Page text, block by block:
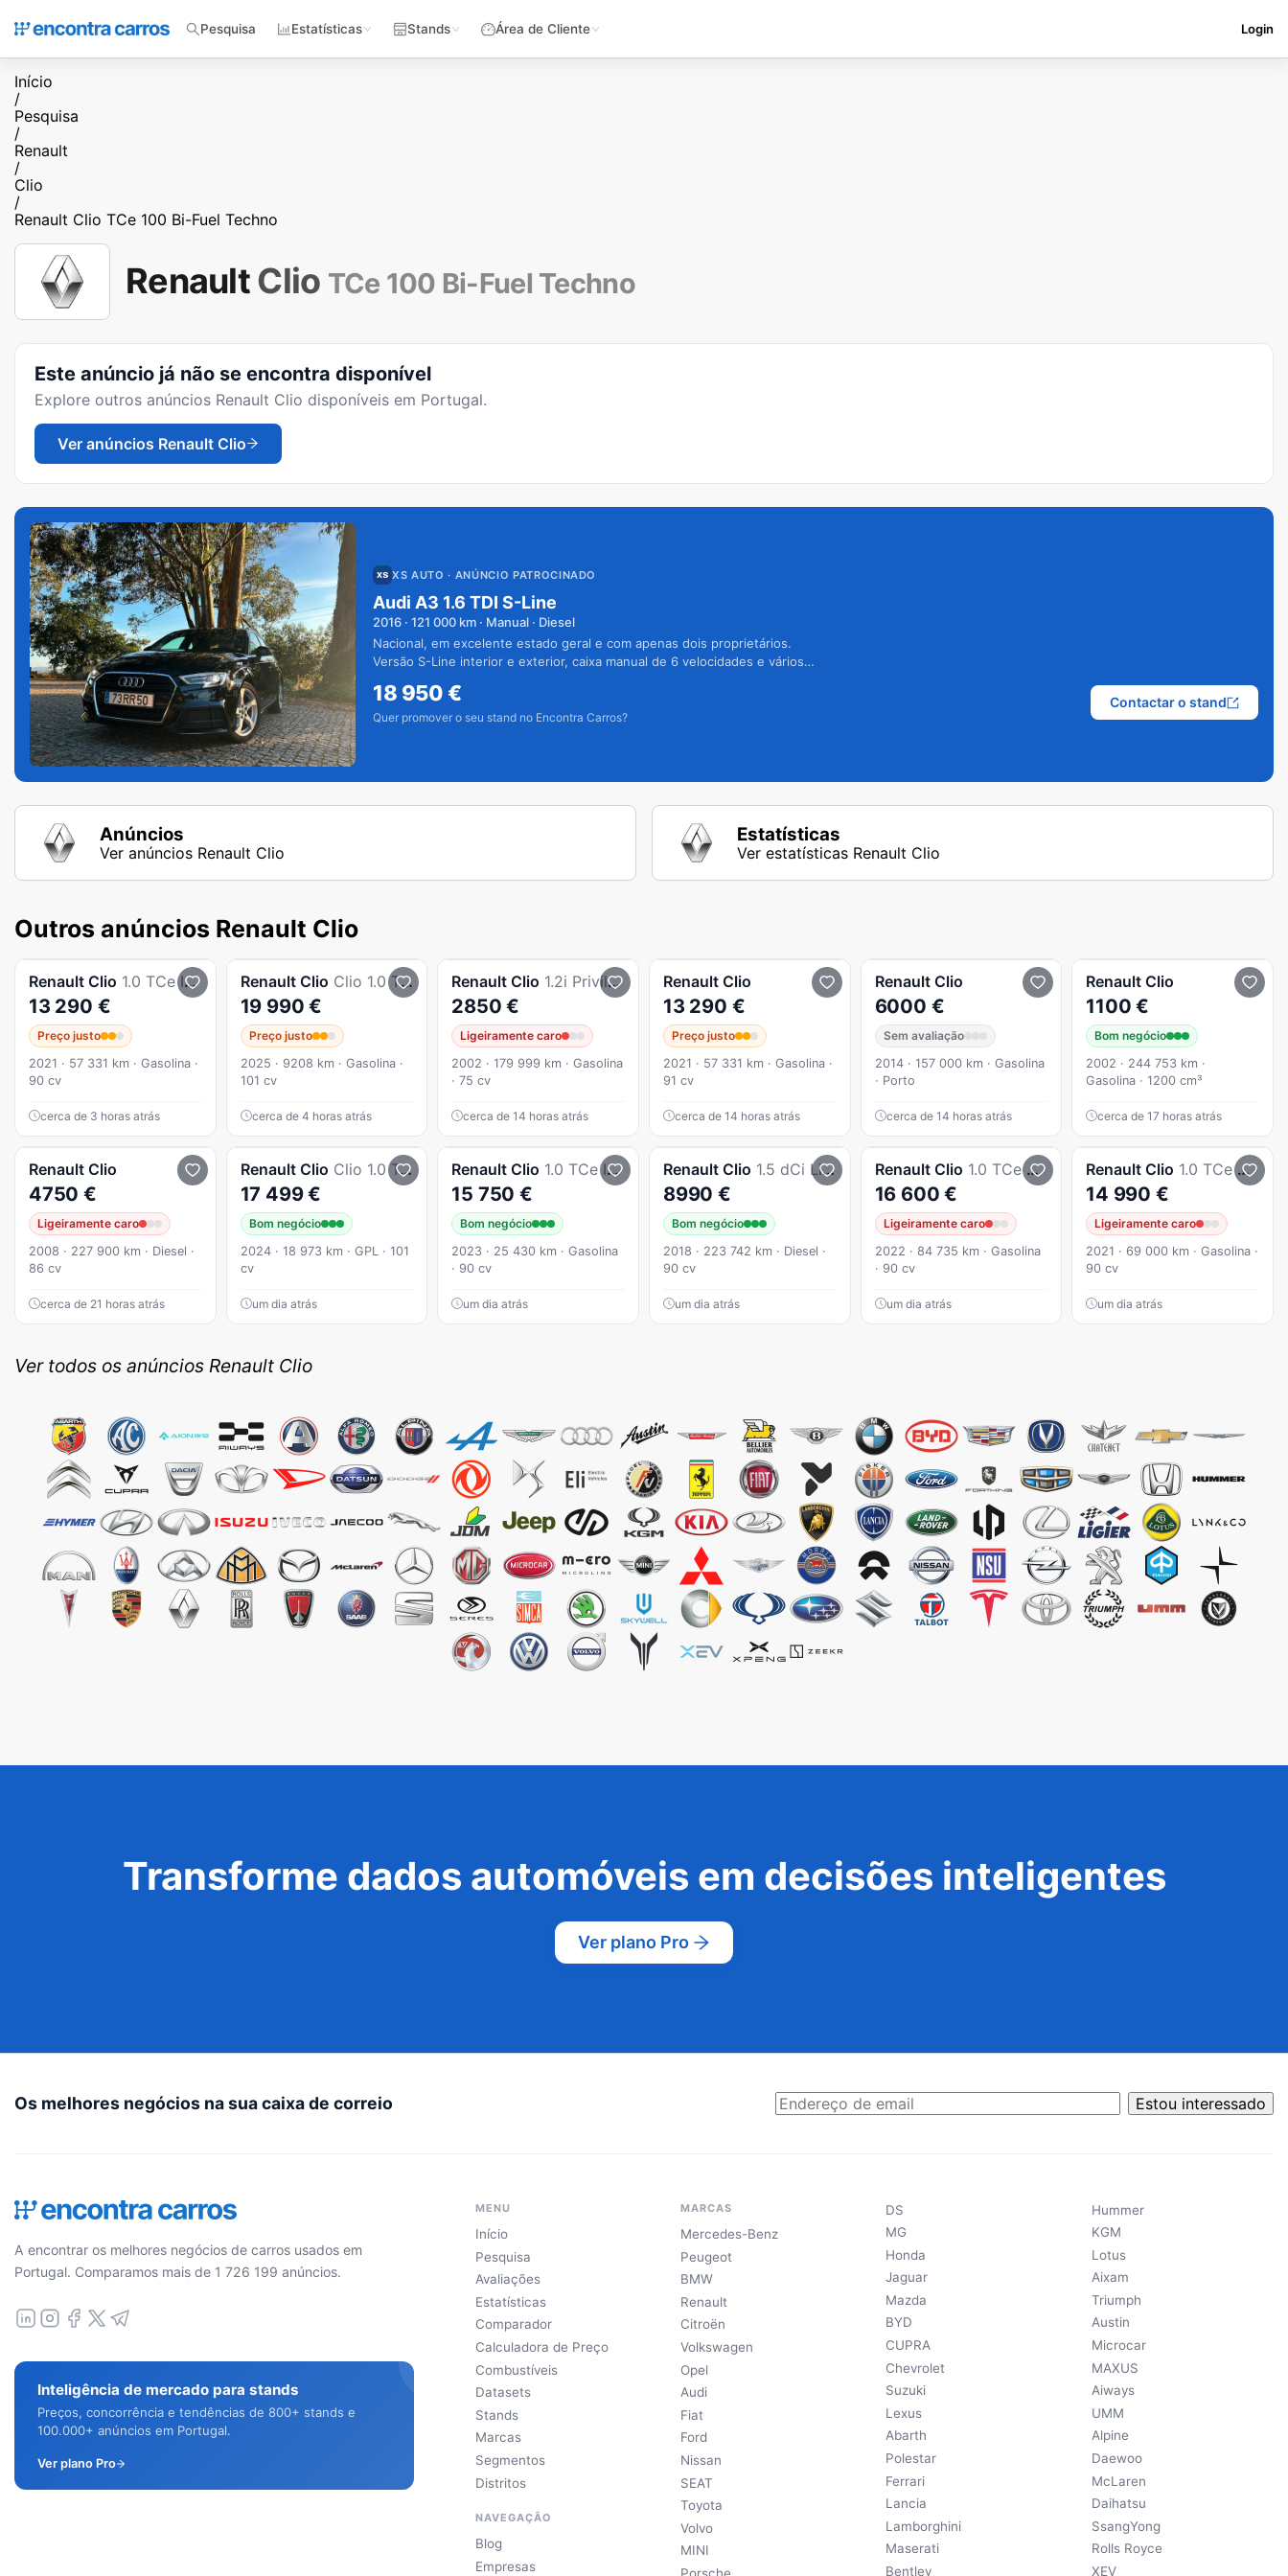
Pesquisa Estatísticas Stands Área de Cliente Login
Início
/
Pesquisa
/
Renault
/
Clio
/
Renault Clio TCe 100 Bi-Fuel Techno
RenaultClio TCe 100 Bi-Fuel Techno
Este anúncio já não se encontra disponível
Explore outros anúncios Renault Clio disponíveis em Portugal.
Ver anúncios Renault Clio
XS AUTO · ANÚNCIO PATROCINADO
Audi A3 1.6 TDI S-Line
2016 · 121 000 km · Manual · Diesel
Nacional, em excelente estado geral e com apenas dois proprietários.
Versão S-Line interior e exterior, caixa manual de 6 velocidades e vários
18 950€
Quer promover o seu stand no Encontra Carros?
Contactar o stand
Anúncios
Ver anúncios Renault Clio
Estatísticas
Ver estatísticas Renault Clio
Outros anúncios Renault Clio
Renault Clio 1.0 TCe Intens
13 290 €
Preço justo
2021 · 57 331 km · Gasolina ·
90 cv
cerca de 3 horas atrás
Renault Clio Clio 1.0 TCe Evolution Bi-Fuel
19 990 €
Preço justo
2025 · 9208 km · Gasolina ·
101 cv
cerca de 4 horas atrás
Renault Clio 1.2i Privilege
2850 €
Ligeiramente caro
2002 · 179 999 km · Gasolina
· 75 cv
cerca de 14 horas atrás
Renault Clio
13 290 €
Preço justo
2021 · 57 331 km · Gasolina ·
91 cv
cerca de 14 horas atrás
Renault Clio
6000 €
Sem avaliação
2014 · 157 000 km · Gasolina
· Porto
cerca de 14 horas atrás
Renault Clio
1100 €
Bom negócio
2002 · 244 753 km ·
Gasolina · 1200 cm³
cerca de 17 horas atrás
Renault Clio
4750 €
Ligeiramente caro
2008 · 227 900 km · Diesel ·
86 cv
cerca de 21 horas atrás
Renault Clio Clio 1.0 Tce Evolution Bi-Fuel
17 499 €
Bom negócio
2024 · 18 973 km · GPL · 101
cv
um dia atrás
Renault Clio 1.0 TCe Intens
15 750 €
Bom negócio
2023 · 25 430 km · Gasolina
· 90 cv
um dia atrás
Renault Clio 1.5 dCi Limited EDition
8990 €
Bom negócio
2018 · 223 742 km · Diesel ·
90 cv
um dia atrás
Renault Clio 1.0 TCe RS Line
16 600 €
Ligeiramente caro
2022 · 84 735 km · Gasolina
· 90 cv
um dia atrás
Renault Clio 1.0 TCe Exclusive CVT
14 990 €
Ligeiramente caro
2021 · 69 000 km · Gasolina ·
90 cv
um dia atrás
Ver todos os anúncios Renault Clio
Transforme dados automóveis em decisões inteligentes
Ver plano Pro
Os melhores negócios na sua caixa de correio Estou interessado
A encontrar os melhores negócios de carros usados em
Portugal. Comparamos mais de 1 726 199 anúncios.
Inteligência de mercado para stands
Preços, concorrência e tendências de 800+ stands e
100.000+ anúncios em Portugal.
Ver plano Pro
MENU
Início
Pesquisa
Avaliações
Estatísticas
Comparador
Calculadora de Preço
Combustíveis
Datasets
Stands
Marcas
Segmentos
Distritos
NAVEGAÇÃO
Blog
Empresas
MARCAS
Mercedes-Benz
Peugeot
BMW
Renault
Citroën
Volkswagen
Opel
Audi
Fiat
Ford
Nissan
SEAT
Toyota
Volvo
MINI
DS
MG
Honda
Jaguar
Mazda
BYD
CUPRA
Chevrolet
Suzuki
Lexus
Abarth
Polestar
Ferrari
Lancia
Lamborghini
Maserati
Bentley
Hummer
KGM
Lotus
Aixam
Triumph
Austin
Microcar
MAXUS
Aiways
UMM
Alpine
Daewoo
McLaren
Daihatsu
SsangYong
Rolls Royce
XEV